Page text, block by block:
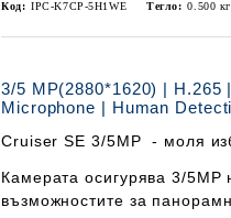
Код: IPC-K7CP-5H1WE Тегло: 0.500 кг
3/5 MP(2880*1620) | H.265
Microphone | Human
Cruiser SE 3/5MP - моля
Камерата осигурява 3/
възможностите за